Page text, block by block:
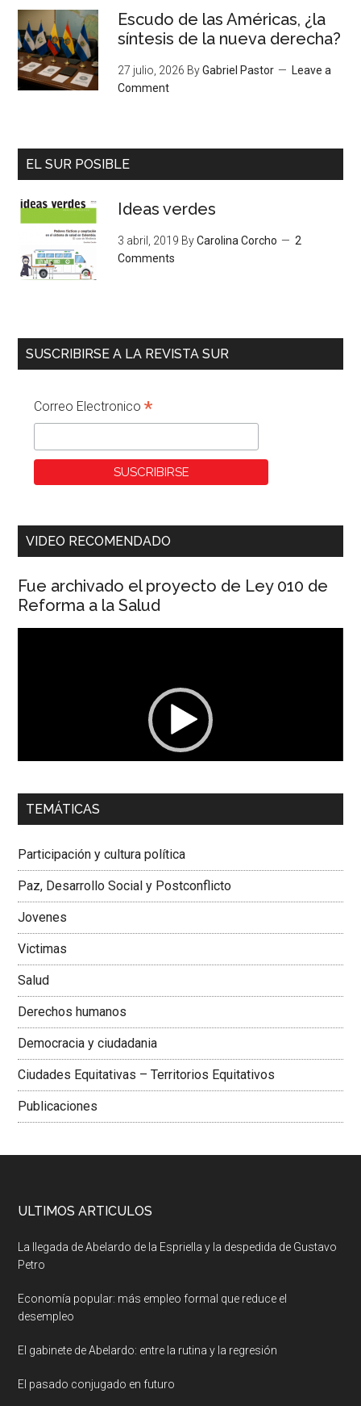
Escudo de las Américas, ¿la
síntesis de la nueva derecha?
27 julio, 2026 ByGabriel Pastor
Leave a
Comment
EL SUR POSIBLE
Ideas verdes
3 abril, 2019 ByCarolina Corcho
2
Comments
SUSCRIBIRSE A LA REVISTA SUR
Correo Electronico*
VIDEO RECOMENDADO
Fue archivado el proyecto de Ley 010 de
Reforma a la Salud
00:00 01:04
Dra. Carolina Corcho Mejía,Presidenta Corporación
Colombiana
TEMÁTICAS
Participación y cultura política
Paz, Desarrollo Social y Postconflicto
Jovenes
Victimas
Salud
Derechos humanos
Democracia y ciudadania
Ciudades Equitativas – Territorios Equitativos
Publicaciones
ULTIMOS ARTICULOS
La llegada de Abelardo de la Espriella y la despedida de Gustavo
Petro
Economía popular: más empleo formal que reduce el
desempleo
El gabinete de Abelardo: entre la rutina y la regresión
El pasado conjugado en futuro